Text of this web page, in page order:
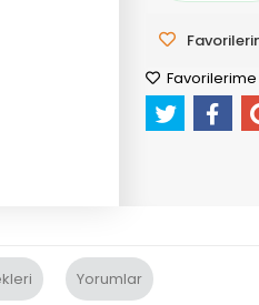
Yorumlar